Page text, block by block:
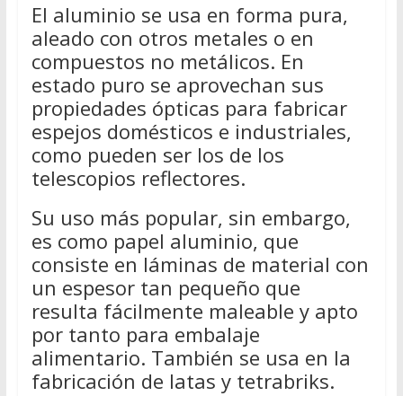
El aluminio se usa en forma pura,
aleado con otros metales o en
compuestos no metálicos. En
estado puro se aprovechan sus
propiedades ópticas para fabricar
espejos domésticos e industriales,
como pueden ser los de los
telescopios reflectores.
Su uso más popular, sin embargo,
es como papel aluminio, que
consiste en láminas de material con
un espesor tan pequeño que
resulta fácilmente maleable y apto
por tanto para embalaje
alimentario. También se usa en la
fabricación de latas y tetrabriks.